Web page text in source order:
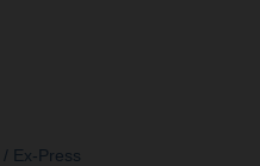
Ex-Press